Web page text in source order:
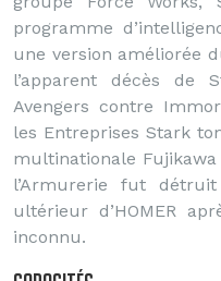
programme
une version améliorée
l’apparent décès de
Avengers contre
les Entreprises Stark
multinationale
l’Armurerie fut
ultérieur d’HOMER
inconnu.